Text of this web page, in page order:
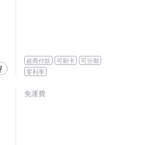
超商付款 可刷卡
可分期
零利率
免運費